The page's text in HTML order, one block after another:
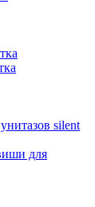
silent
для